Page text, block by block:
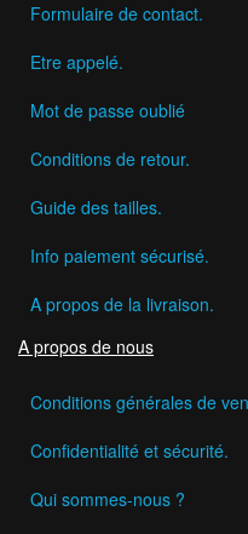
Formulaire de contact.
Etre appelé.
Mot de passe oublié
Conditions de retour.
Guide des tailles.
Info paiement sécurisé.
A propos de la livraison.
A propos de nous
Conditions générales de
Confidentialité et sécurité.
Qui sommes-nous ?